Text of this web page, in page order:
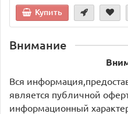
Купить
Внимание
Вся
является публичной
информационный